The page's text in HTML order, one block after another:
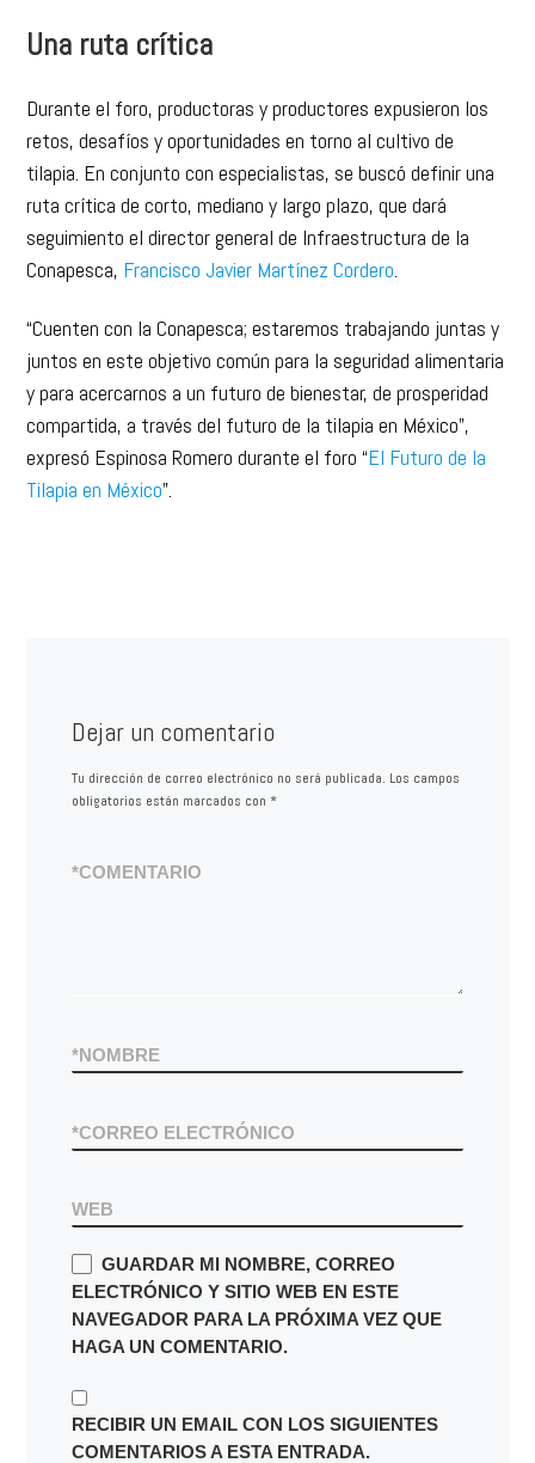
Una ruta crítica
Durante el foro, productoras y productores expusieron los
retos, desafíos y oportunidades en torno al cultivo de
tilapia. En conjunto con especialistas, se buscó definir una
ruta crítica de corto, mediano y largo plazo, que dará
seguimiento el director general de Infraestructura de la
Conapesca, Francisco Javier Martínez Cordero
“Cuenten con la Conapesca; estaremos trabajando juntas y
juntos en este objetivo común para la seguridad alimentaria
y para acercarnos a un futuro de bienestar, de prosperidad
compartida, a través del futuro de la tilapia en México”,
expresó Espinosa Romero durante el foro “El Futuro de la
Tilapia en México”.
Dejar un comentario
Tu dirección de correo electrónico no será publicada. Los campos
obligatorios están marcados con *
COMENTARIO
*
NOMBRE
*
CORREO ELECTRÓNICO
*
WEB
GUARDAR MI NOMBRE, CORREO
ELECTRÓNICO Y SITIO WEB EN ESTE
NAVEGADOR PARA LA PRÓXIMA VEZ QUE
HAGA UN COMENTARIO.
RECIBIR UN EMAIL CON LOS SIGUIENTES
COMENTARIOS A ESTA ENTRADA.